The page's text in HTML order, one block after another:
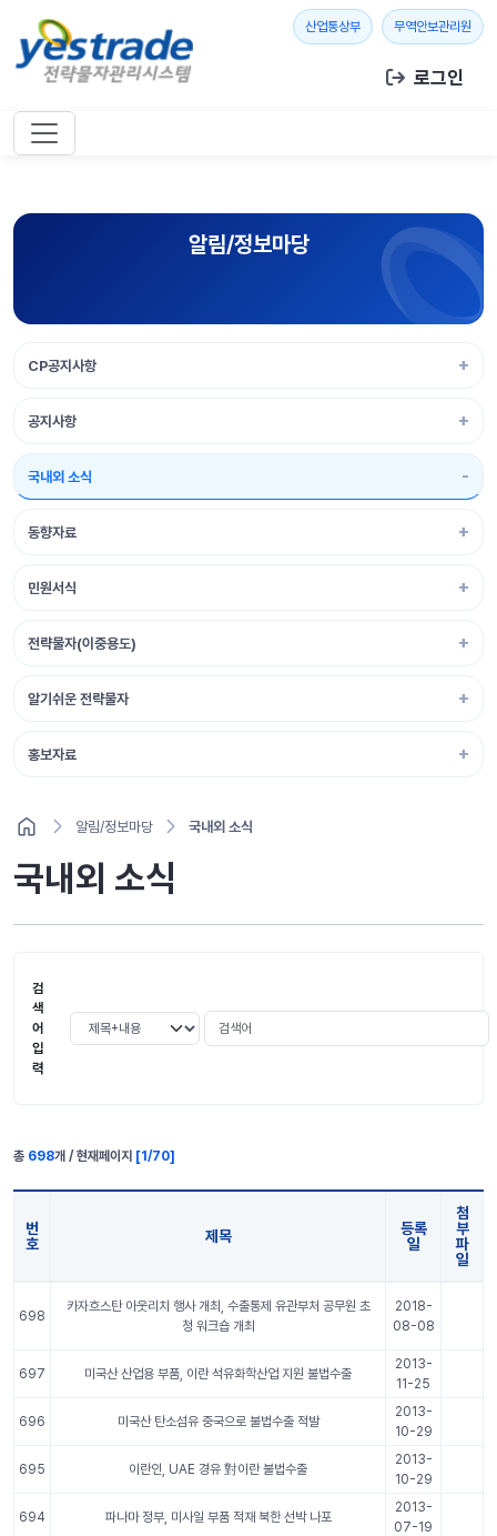
산업통상부새 창 열기무역안보관리원 새
로그인
알림/정보마당
CP공지사항
공지사항
국내외 소식
동향자료
민원서식
전략물자(이중용도)
알기쉬운 전략물자
홍보자료
알림/정보마당 국내외 소식
국내외 소식
검
색
어
입
력
검색 조건 선택 검색어
총 698개 / 현재페이지 [1 /70]
번
호
제목
등록
일
첨
부
파
일
698
카자흐스탄 아웃리치 행사 개최, 수출통제 유관부처 공무원 초
청 워크숍 개최
2018-
08-08
697 미국산 산업용 부품, 이란 석유화학산업 지원 불법수출
2013-
11-25
696 미국산 탄소섬유 중국으로 불법수출 적발
2013-
10-29
695 이란인, UAE 경유 對이란 불법수출
2013-
10-29
694 파나마 정부, 미사일 부품 적재 북한 선박 나포
2013-
07-19